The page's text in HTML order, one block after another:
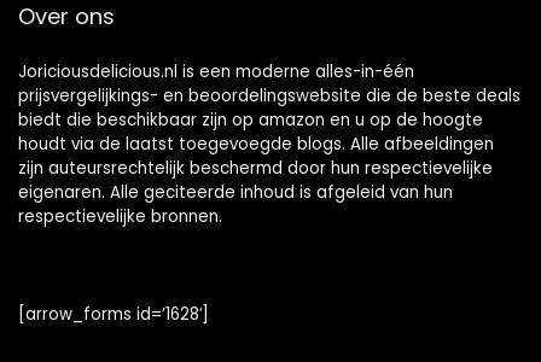
Over ons
Joriciousdelicious.nl is een moderne alles-in-één
prijsvergelijkings- en beoordelingswebsite die de beste deals
biedt die beschikbaar zijn op amazon en u op de hoogte
houdt via de laatst toegevoegde blogs. Alle afbeeldingen
zijn auteursrechtelijk beschermd door hun respectievelijke
eigenaren. Alle geciteerde inhoud is afgeleid van hun
respectievelijke bronnen.
[arrow_forms id=’1628′]